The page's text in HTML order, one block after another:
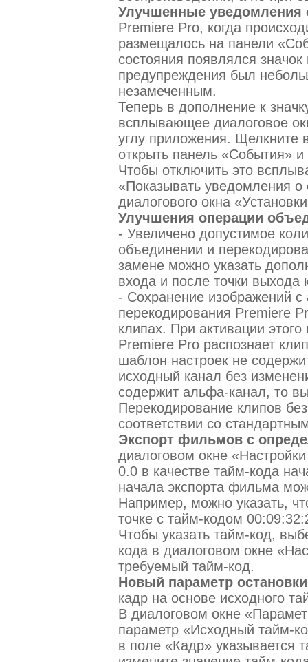
Улучшенные уведомления
Premiere Pro, когда
размещалось на панели
состояния появлялся
предупреждения был
незамеченным.
Теперь в дополнение к
всплывающее диалоговое
углу приложения.
открыть панель «События»
Чтобы отключить это
«Показывать уведомления
диалогового окна
Улучшения операции
- Увеличено допустимое
объединении и
замене можно указать
входа и после точки выхода
- Сохранение изображений
перекодирования Premiere
клипах. При активации
Premiere Pro распознает
шаблон настроек не
исходный канал без
содержит альфа-канал, то
Перекодирование клипов
соответствии со
Экспорт фильмов с
диалоговом окне
0.0 в качестве тайм-кода
начала экспорта фильма
Например, можно указать,
точке с тайм-кодом
Чтобы указать тайм-код,
кода в диалоговом окне
требуемый тайм-код.
Новый параметр
кадр на основе исходного
В диалоговом окне
параметр «Исходный тайм-
в поле «Кадр» указывается